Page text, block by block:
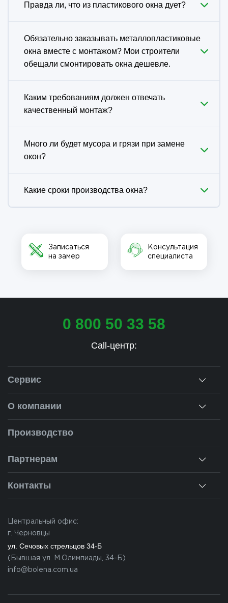
Правда ли, что из пластикового окна дует?
Обязательно заказывать металлопластиковые
окна вместе с монтажом? Мои строители
обещали смонтировать окна дешевле.
Каким требованиям должен отвечать
качественный монтаж?
Много ли будет мусора и грязи при замене
окон?
Какие сроки производства окна?
Записаться
на замер
Консультация
специалиста
0 800 50 33 58
Call-центр:
Сервис
Консультация
Замеры
Монтаж
Ремонт окон
О компании
О нас
Наша история
Наши объекты
Новости
Производство
Партнерам
Для дилеров
Для партнеров
Контакты
Ивано-Франковск
Львов
Закарпатье
Центральный офис:
г. Черновцы
ул. Сечовых стрельцов 34-Б
(Бывшая ул. М.Олимпиады, 34-Б)
info@bolena.com.ua